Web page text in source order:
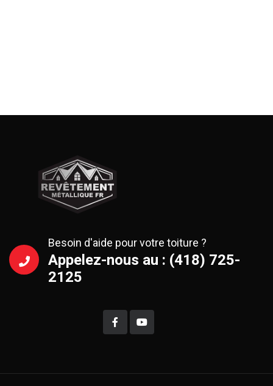
Besoin d'aide pour votre toiture ?
Appelez-nous au : (418) 725-
2125